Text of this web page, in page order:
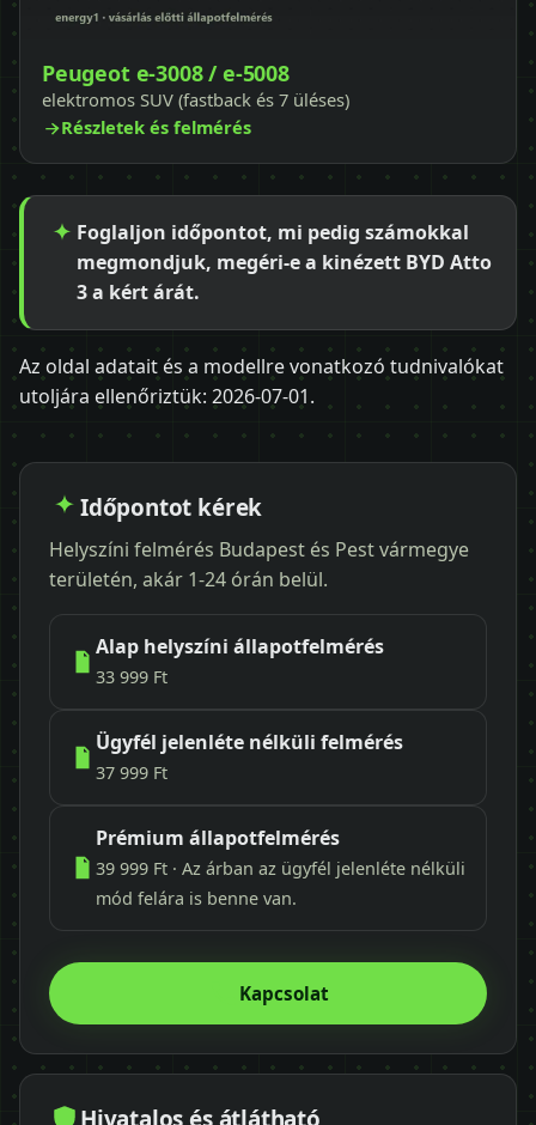
Peugeot e-3008 / e-5008
elektromos SUV (fastback és 7 üléses)
Részletek és felmérés
Foglaljon időpontot, mi pedig számokkal
megmondjuk, megéri-e a kinézett BYD Atto
3 a kért árát.
Az oldal adatait és a modellre vonatkozó tudnivalókat
utoljára ellenőriztük: 2026-07-01.
Időpontot kérek
Helyszíni felmérés Budapest és Pest vármegye
területén, akár 1-24 órán belül.
Alap helyszíni állapotfelmérés
33 999 Ft
Ügyfél jelenléte nélküli felmérés
37 999 Ft
Prémium állapotfelmérés
39 999 Ft · Az árban az ügyfél jelenléte nélküli
mód felára is benne van.
Kapcsolat
Hivatalos és átlátható